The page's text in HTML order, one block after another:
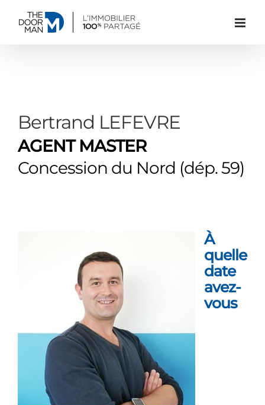
Bertrand LEFEVRE
AGENT MASTER
Concession du Nord (dép. 59)
À
quelle
date
avez-
vous